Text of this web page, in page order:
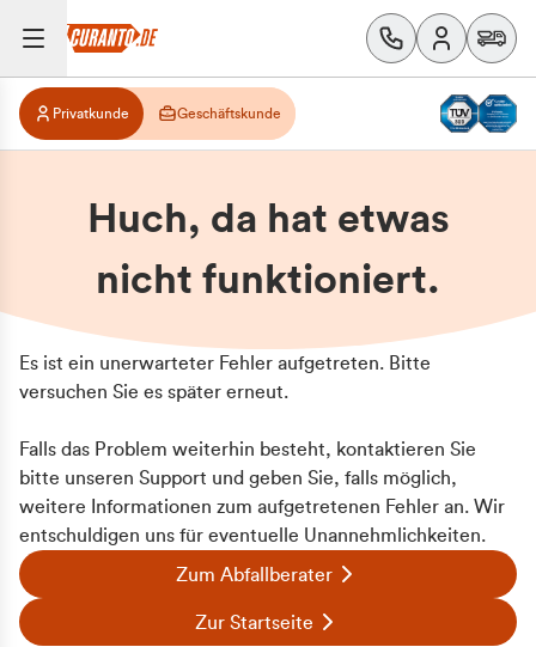
Privatkunde Geschäftskunde
Huch, da hat etwas
nicht funktioniert.
Es ist ein unerwarteter Fehler aufgetreten. Bitte
versuchen Sie es später erneut.
Falls das Problem weiterhin besteht, kontaktieren Sie
bitte unseren Support und geben Sie, falls möglich,
weitere Informationen zum aufgetretenen Fehler an. Wir
entschuldigen uns für eventuelle Unannehmlichkeiten.
Zum Abfallberater
Zur Startseite